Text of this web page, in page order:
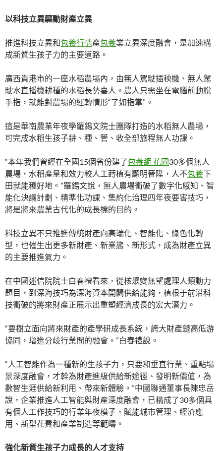
以科技立異驅動財產立異
推進科技立異和包養行情產包養業立異深度融會，是加速構
成新質生孩子力的主要道路。
廣西貴港市的一座水稻農場內，由無人駕駛插秧機、無人駕
駛水直播機耕種的水稻長勢喜人。農人只需坐在電腦前動脫
手指，就能對農場的運轉情形“了如指掌”。
這是華南農業年夜學羅錫文院士團隊打造的水稻無人農場，
可完成水稻生孩子耕、種、管、收全部旅程無人功課。
“本年我們曾經在全國15個省份建了包養網 花圃30多個無人
農場，水稻產量和效力較人工蒔植有顯明晉陞，人不包養下
田就能種好地。”羅錫文說，無人農場衝破了數字化感知、智
能化決議計劃、精準化功課、集約化治理四年夜要害技巧，
將是將來農業古代化的成長標的目的。
科技立異不只推進傳統財產向高端化、智能化、綠色化轉
型，也催生出更多新財產、新業態、新形式，成為財產立異
的主要推進氣力。
在中國迷信院院士白春禮看來，從核聚變無望處理人類動力
題目，到深海技巧為深海資本開闢供給能夠，植根于前沿科
技衝破的將來財產正展示出重塑經濟成長的宏大潛力。
“要樹立面向將來財產的產學研成長系統，誇大財產鏈高低游
協同，增進分歧行業間的融會。”白春禮說。
“人工智能作為一種新的生孩子力，只要和垂直行業、重點場
景深度融會，才幹為財產進級供給新途徑、發明新價值，為
數智生涯供給新利用、帶來新體驗。”中國聯通董事長陳忠岳
說，企業推進人工智能與財產深度融會，已構成了30多個具
有個人工作技巧的行業年夜模子，賦能城市管理、經濟應
用、新型花費和產業制造等範疇。
強化新質生孩子力成長的人才支持